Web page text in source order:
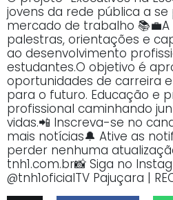
jovens da rede pública a
mercado de trabalho
palestras, orientações e
ao desenvolvimento
estudantes.O objetivo é
oportunidades de carreira
para o futuro. Educação e
profissional caminhando
vidas.📲 Inscreva-se no
mais notícias🔔 Ative as
perder nenhuma
tnh1.com.br📸 Siga no
@tnh1oficialTV Pajuçara |